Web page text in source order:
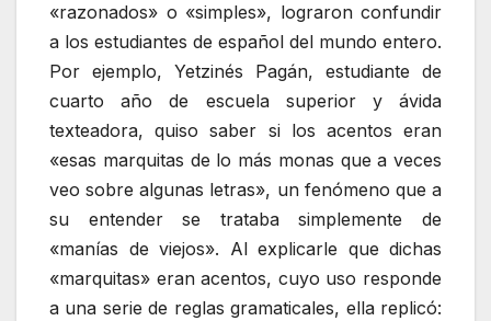
«razonados» o «simples», lograron confundir
a los estudiantes de español del mundo entero.
Por ejemplo, Yetzinés Pagán, estudiante de
cuarto año de escuela superior y ávida
texteadora, quiso saber si los acentos eran
«esas marquitas de lo más monas que a veces
veo sobre algunas letras», un fenómeno que a
su entender se trataba simplemente de
«manías de viejos». Al explicarle que dichas
«marquitas» eran acentos, cuyo uso responde
a una serie de reglas gramaticales, ella replicó: